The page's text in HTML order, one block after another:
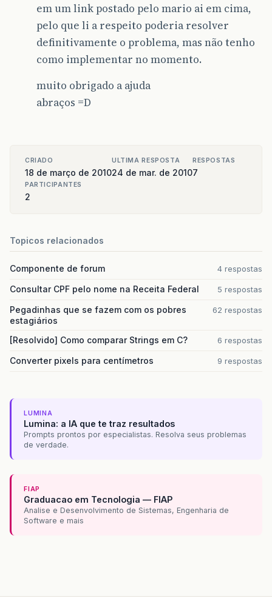
em um link postado pelo mario ai em cima,
pelo que li a respeito poderia resolver
definitivamente o problema, mas não tenho
como implementar no momento.
muito obrigado a ajuda
abraços =D
CRIADO
18 de março de 2010
ULTIMA RESPOSTA
24 de mar. de 2010
RESPOSTAS
7
PARTICIPANTES
2
Topicos relacionados
Componente de forum 4 respostas
Consultar CPF pelo nome na Receita Federal 5 respostas
Pegadinhas que se fazem com os pobres
estagiários
62 respostas
[Resolvido] Como comparar Strings em C? 6 respostas
Converter pixels para centímetros 9 respostas
LUMINA
Lumina: a IA que te traz resultados
Prompts prontos por especialistas. Resolva seus problemas
de verdade.
FIAP
Graduacao em Tecnologia — FIAP
Analise e Desenvolvimento de Sistemas, Engenharia de
Software e mais